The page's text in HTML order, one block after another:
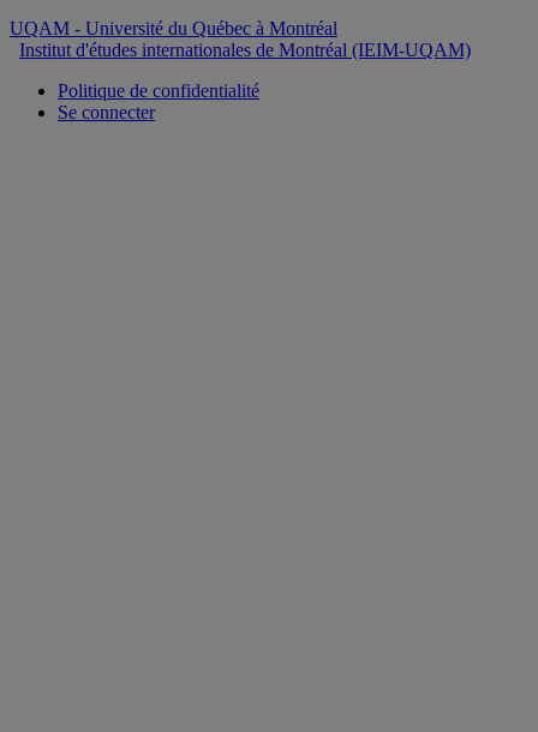
UQAM - Université du Québec à Montréal
Institut d'études internationales de Montréal (IEIM-UQAM)
Politique de confidentialité
Se connecter